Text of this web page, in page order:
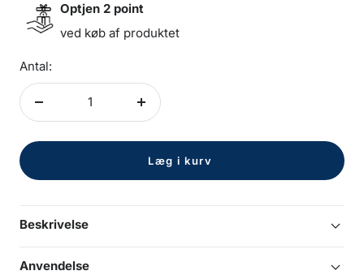
Optjen 2 point
ved køb af produktet
Antal:
Formindsk
Forøg
Læg i kurv
Beskrivelse
Anvendelse